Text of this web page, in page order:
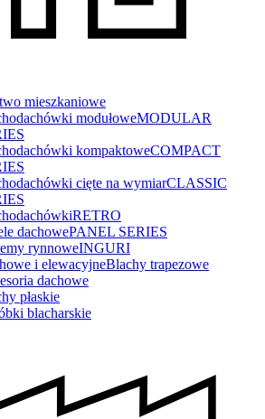
mieszkaniowe
modułoweMODULAR
kompaktoweCOMPACT
cięte na wymiarCLASSIC
RETRO
dachowePANEL SERIES
rynnoweINGURI
i elewacyjneBlachy trapezowe
dachowe
płaskie
blacharskie